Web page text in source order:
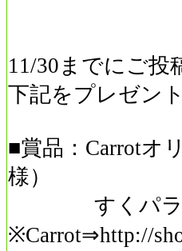
11/30までにご投
下記をプレゼント
■賞品：Carrotオ
様）
すくパラす
※Carrot⇒http://